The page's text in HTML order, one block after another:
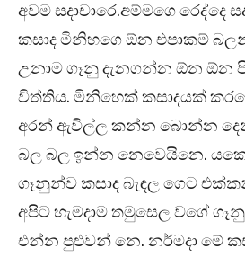
අවම සදාචාරෙ.අම්මගෙ රෙද්දෙ
කසාද මිනිහගෙ ඕන එපාකම්
උනාම ගෑනු දැනගන්න ඕන ඕන
විත්තිය. මිනිහෙක් කසාදයක්
අරන් ඇවිල්ල කන්න බොන්න
බල බල ඉන්න නෙවෙයිනෙ.
ගෑනුන්ව කසාද බැඳල ගෙට
අපිට හැමදාම තමුසෙල වගේ
එන්න පුළුවන් නෙ. නර්මදා මේ